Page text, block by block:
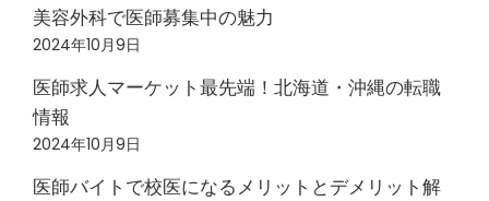
美容外科で医師募集中の魅力
2024年10月9日
医師求人マーケット最先端！北海道・沖縄の転職
情報
2024年10月9日
医師バイトで校医になるメリットとデメリット解